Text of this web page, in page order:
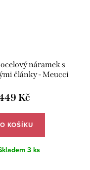
náramek s
články - Meucci
Kč
KOŠÍKU
3 ks